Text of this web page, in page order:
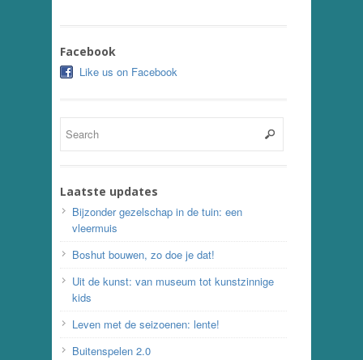
Facebook
Like us on Facebook
Laatste updates
Bijzonder gezelschap in de tuin: een
vleermuis
Boshut bouwen, zo doe je dat!
Uit de kunst: van museum tot kunstzinnige
kids
Leven met de seizoenen: lente!
Buitenspelen 2.0